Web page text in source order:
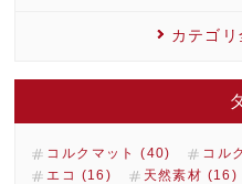
カテゴ
コルクマット (40) コル
エコ (16)
天然素材 (16)